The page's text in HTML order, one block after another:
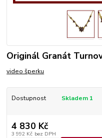
Originál Granát
video šperku
Dostupnost Skladem 1
4 830 Kč
3 992 Kč bez DPH